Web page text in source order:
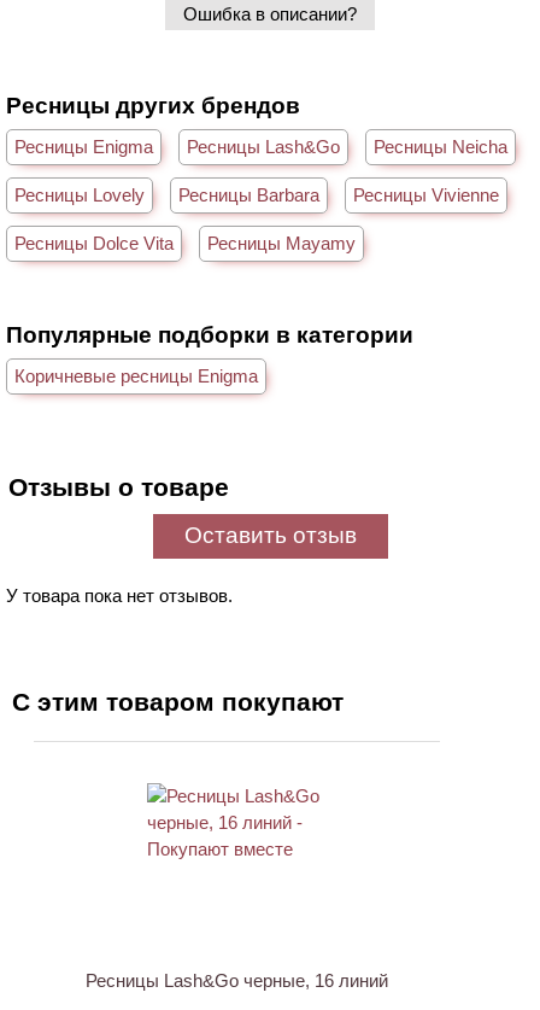
Ошибка в описании?
Ресницы других брендов
Ресницы Enigma Ресницы Lash&Go Ресницы Neicha
Ресницы Lovely Ресницы Barbara Ресницы Vivienne
Ресницы Dolce Vita Ресницы Mayamy
Популярные подборки в категории
Коричневые ресницы Enigma
Отзывы о товаре
Оставить отзыв
У товара пока нет отзывов.
С этим товаром покупают
Ресницы Lash&Go черные, 16 линий